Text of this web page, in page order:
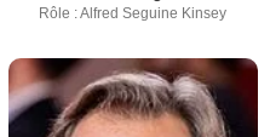
Rôle : Alfred Seguine Kinsey